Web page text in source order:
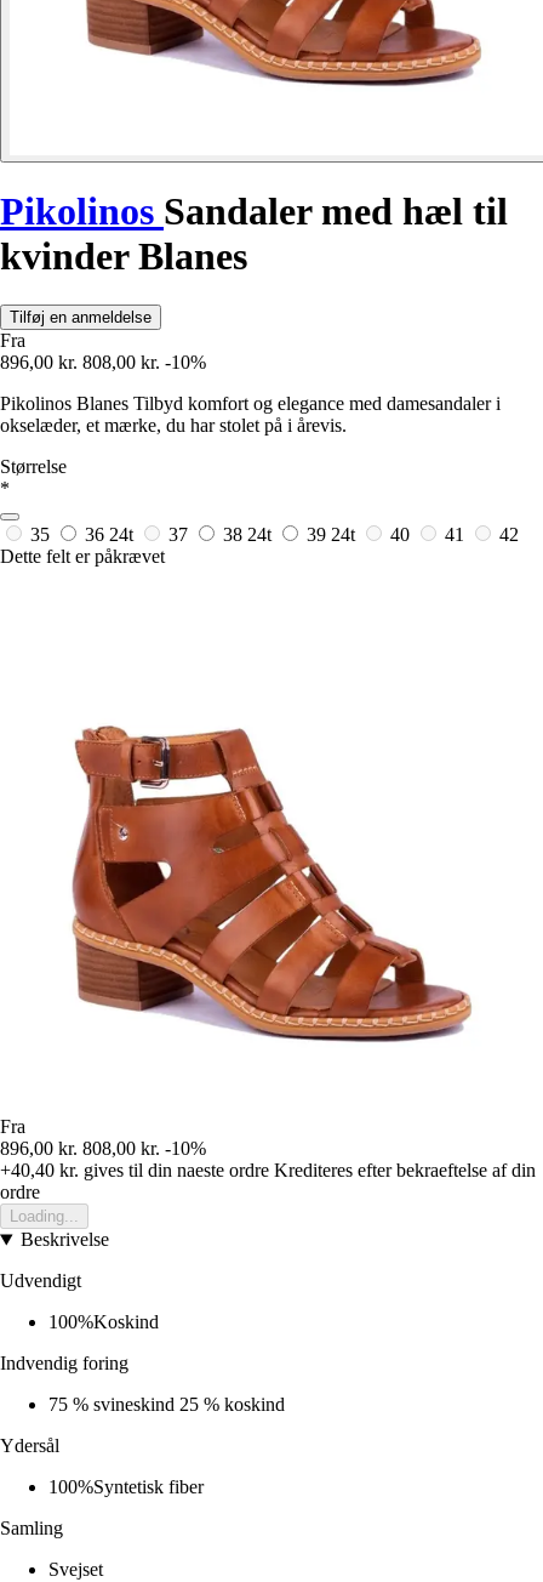
Pikolinos Sandaler med hæl til
kvinder Blanes
Tilføj en anmeldelse
Fra
896,00 kr. 808,00 kr. -10%
Pikolinos Blanes Tilbyd komfort og elegance med damesandaler i
okselæder, et mærke, du har stolet på i årevis.
Størrelse
*
35 36 24t 37 38 24t 39 24t 40 41
42
Dette felt er påkrævet
Fra
896,00 kr. 808,00 kr. -10%
+40,40 kr. gives til din naeste ordre Krediteres efter bekraeftelse af din
ordre
Loading...
Beskrivelse
Udvendigt
100%Koskind
Indvendig foring
75 % svineskind 25 % koskind
Ydersål
100%Syntetisk fiber
Samling
Svejset